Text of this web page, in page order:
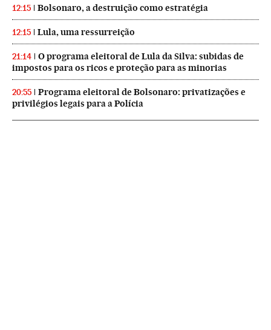
12:15 Bolsonaro, a destruição como estratégia
12:15 Lula, uma ressurreição
21:14
O programa eleitoral de Lula da Silva: subidas de
impostos para os ricos e proteção para as minorias
20:55
Programa eleitoral de Bolsonaro: privatizações e
privilégios legais para a Polícia